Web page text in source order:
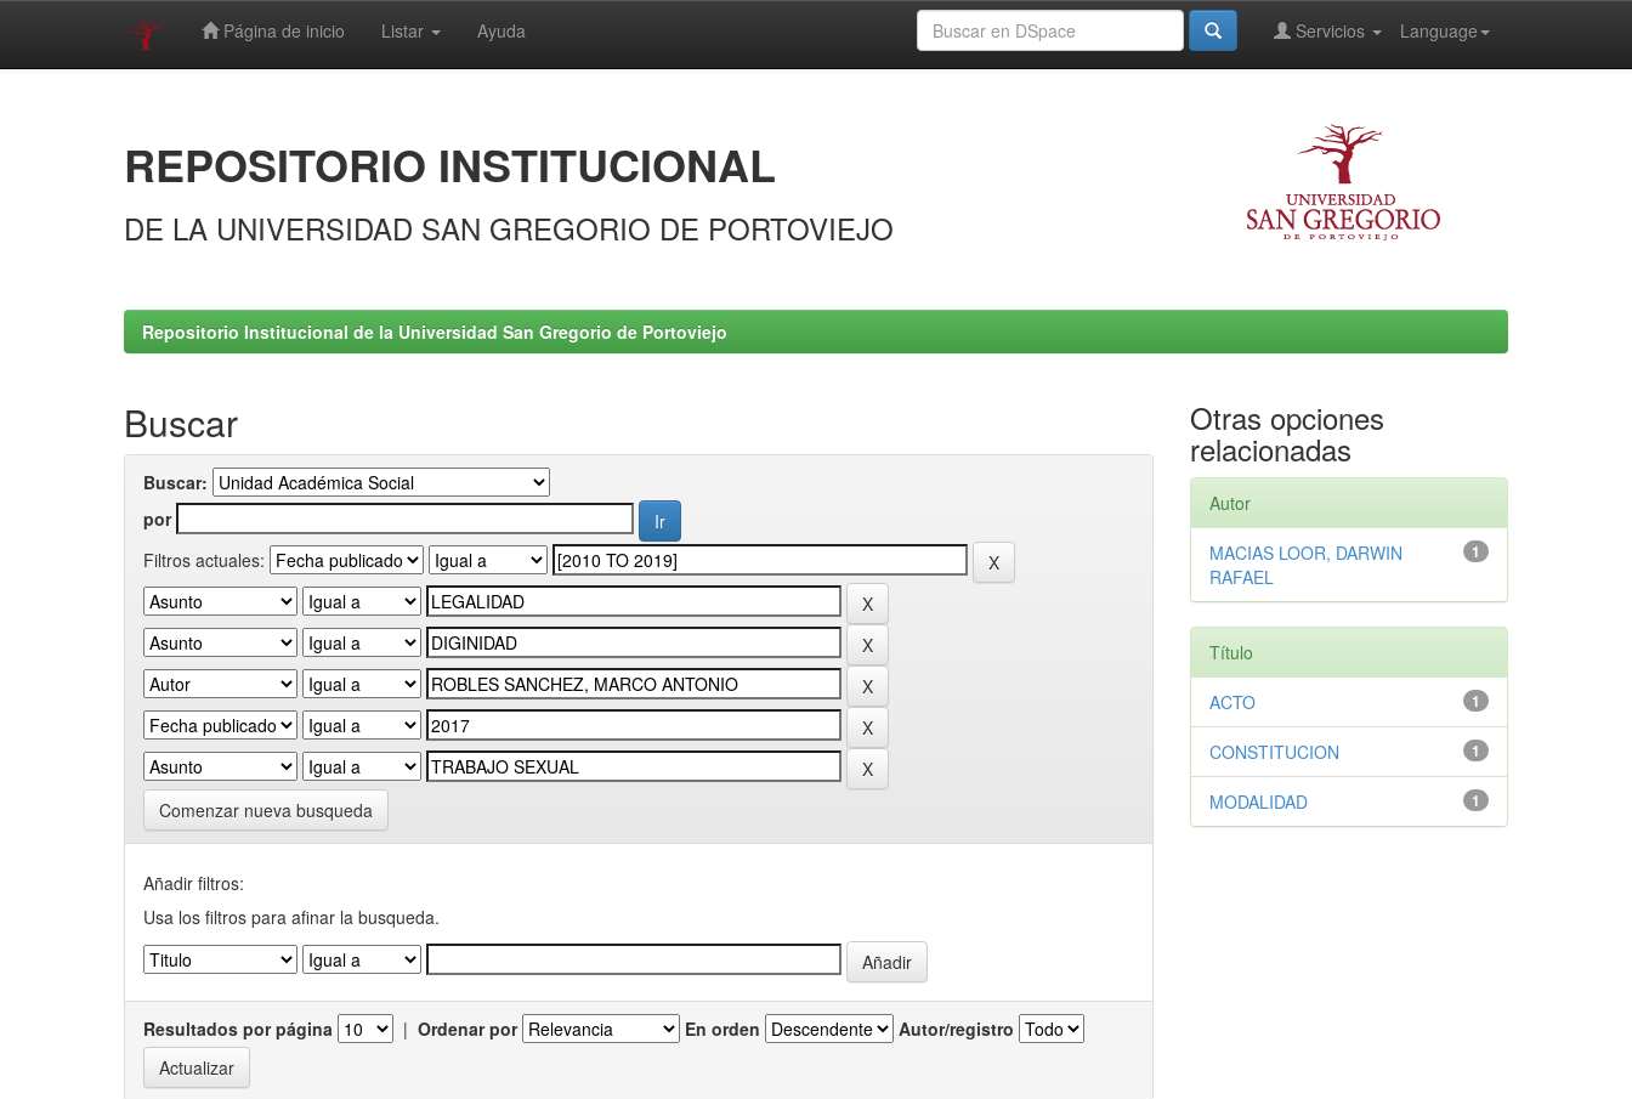
Página de inicio Listar Ayuda Language
Servicios
REPOSITORIO INSTITUCIONAL
DE LA UNIVERSIDAD SAN GREGORIO DE PORTOVIEJO
Repositorio Institucional de la Universidad San Gregorio de Portoviejo
Buscar
Buscar:
por
Filtros actuales:
Comenzar nueva busqueda
Añadir filtros:
Usa los filtros para afinar la busqueda.
Resultados por página | Ordenar por En orden Autor/registro
Otras opciones
relacionadas
Autor
1
MACIAS LOOR, DARWIN
RAFAEL
Título
1
ACTO
1
CONSTITUCION
1
MODALIDAD